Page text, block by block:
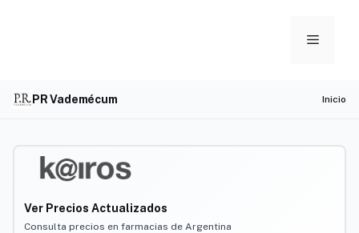
Menu
PR Vademécum Inicio
Ver Precios Actualizados
Consulta precios en farmacias de Argentina